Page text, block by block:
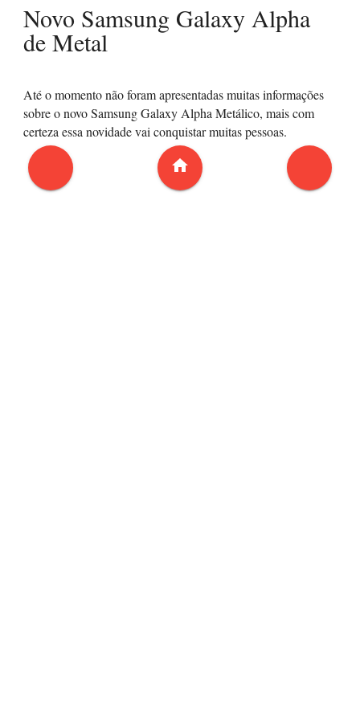
Novo Samsung Galaxy Alpha
de Metal
Até o momento não foram apresentadas muitas informações
sobre o novo Samsung Galaxy Alpha Metálico, mais com
certeza essa novidade vai conquistar muitas pessoas.